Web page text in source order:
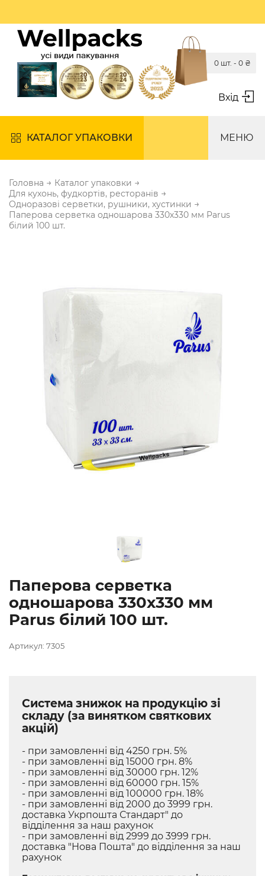
Вхід
0 шт. - 0 ₴
КАТАЛОГ УПАКОВКИ МЕНЮ
Головна → Каталог упаковки →
Для кухонь, фудкортів, ресторанів →
Одноразові серветки, рушники, хустинки →
Паперова серветка одношарова 330х330 мм Parus
білий 100 шт.
Паперова серветка
одношарова 330х330 мм
Parus білий 100 шт.
Артикул: 7305
Система знижок на продукцію зі
складу (за винятком святкових
акцій)
- при замовленні від 4250 грн. 5%
- при замовленні від 15000 грн. 8%
- при замовленні від 30000 грн. 12%
- при замовленні від 60000 грн. 15%
- при замовленні від 100000 грн. 18%
- при замовленні від 2000 до 3999 грн.
доставка Укрпошта Стандарт" до
відділення за наш рахунок
- при замовленні від 2999 до 3999 грн.
доставка "Нова Пошта" до відділення за наш
рахунок